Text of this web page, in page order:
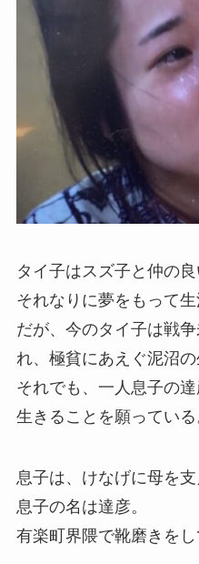
タイ子はスズ子と仲の
それなりに夢をもって生
だが、今のタイ子は戦
れ、極貧にあえぐ泥沼の
それでも、一人息子の
生きることを願っている
息子は、けなげに母を支
息子の名は達彦。
有楽町界隈で靴磨きをし